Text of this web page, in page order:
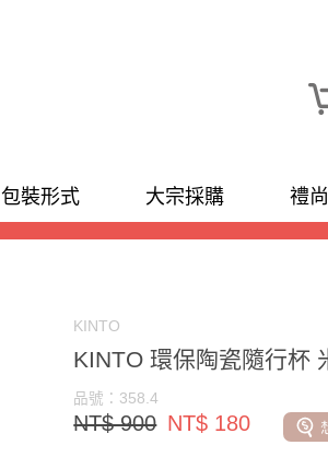
包裝形式 大宗採購 禮
KINTO
KINTO 環保陶瓷隨行杯
品號：358.4
NT$ 900 NT$ 180